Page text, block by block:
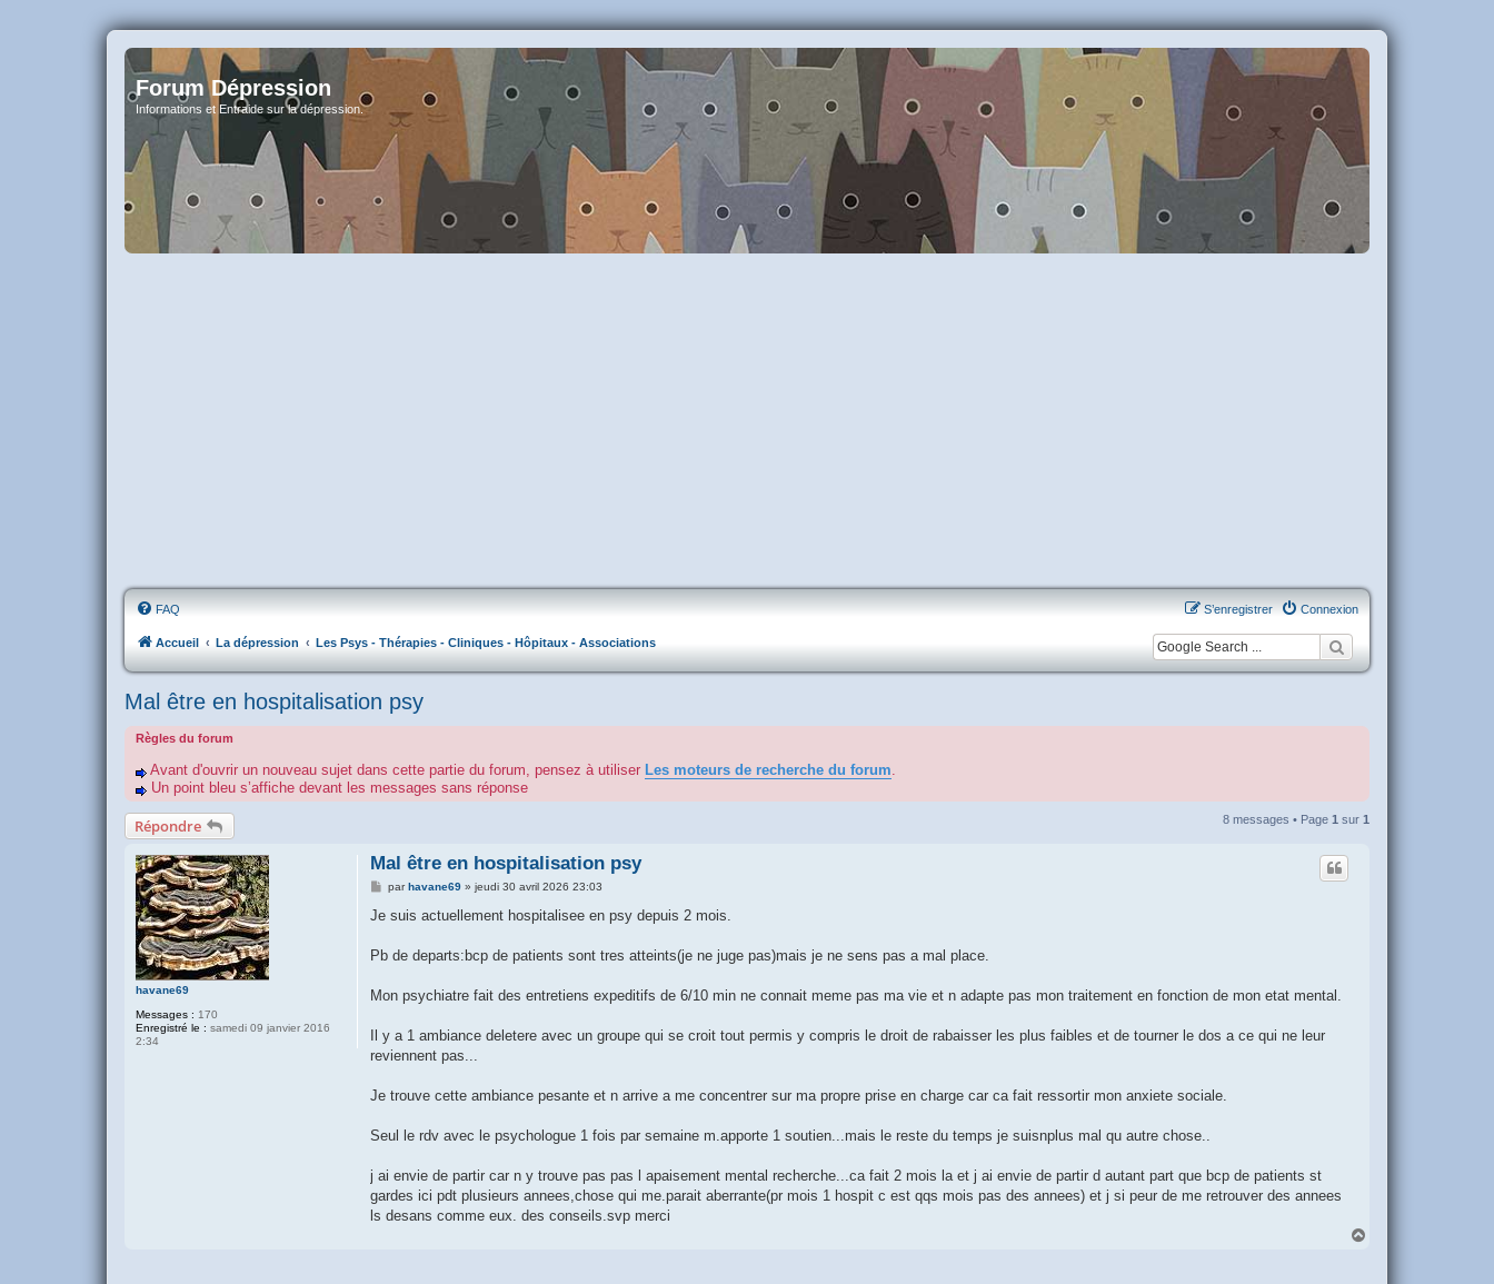
Forum Dépression
Informations et Entraide sur la dépression.
FAQ Connexion
S’enregistrer
Accueil La dépression Les Psys - Thérapies - Cliniques - Hôpitaux - Associations
Mal être en hospitalisation psy
Règles du forum
Avant d'ouvrir un nouveau sujet dans cette partie du forum, pensez à utiliser Les moteurs de recherche du forum.
Un point bleu s’affiche devant les messages sans réponse
Répondre 8 messages • Page 1 sur 1
havane69
Messages : 170
Enregistré le : samedi 09 janvier 2016
2:34
Mal être en hospitalisation psy
M
s
g
parhavane69» jeudi 30 avril 2026 23:03
Je suis actuellement hospitalisee en psy depuis 2 mois.
Pb de departs:bcp de patients sont tres atteints(je ne juge pas)mais je ne sens pas a mal place.
Mon psychiatre fait des entretiens expeditifs de 6/10 min ne connait meme pas ma vie et n adapte pas mon traitement en fonction de mon etat mental.
Il y a 1 ambiance deletere avec un groupe qui se croit tout permis y compris le droit de rabaisser les plus faibles et de tourner le dos a ce qui ne leur
reviennent pas...
Je trouve cette ambiance pesante et n arrive a me concentrer sur ma propre prise en charge car ca fait ressortir mon anxiete sociale.
Seul le rdv avec le psychologue 1 fois par semaine m.apporte 1 soutien...mais le reste du temps je suisnplus mal qu autre chose..
j ai envie de partir car n y trouve pas pas l apaisement mental recherche...ca fait 2 mois la et j ai envie de partir d autant part que bcp de patients st
gardes ici pdt plusieurs annees,chose qui me.parait aberrante(pr mois 1 hospit c est qqs mois pas des annees) et j si peur de me retrouver des annees
ls desans comme eux. des conseils.svp merci